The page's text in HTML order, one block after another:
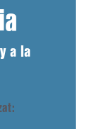
a la